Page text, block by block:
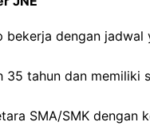
bekerja dengan jadwal
35 tahun dan memiliki
SMA/SMK dengan